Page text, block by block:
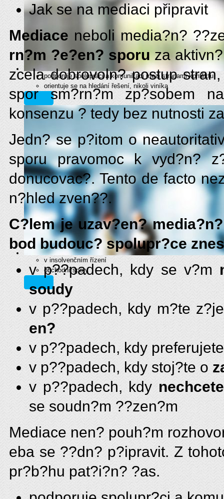
podporuje spolupráci a komunikaci mezi stranami konfliktu
orientuje se na hledání řešení, nikoli viníka
více
v insolvenčním řízení
obchodní spory
Jak se na mediaci připravit
Mediace neboli media?n?
rn?m ?e?en? sporuza
zcela dobrovoln? postup
spor sm?rn?m zp?sobem
konsenzu ? tedy bez nutnosti
Jedn? se p?itom o
sporu pravomoc k vyd?n?
donucovac?. Tento de facto
n?hled zven??.
C?lem je uzav?en?
bod budouc? spolupr?ce
v p??padech, kdy se v?m
soudy
v p??padech, kdy m?te
en?
v p??padech, kdy
v p??padech, kdy stoj?te o
v p??padech, kdy nechcete
se soudn?m ??zen?m
Mediace nen? pouh?m
eba se ??dn? p?ipravit. Z
pr?b?hu pat?i?n? ?as.